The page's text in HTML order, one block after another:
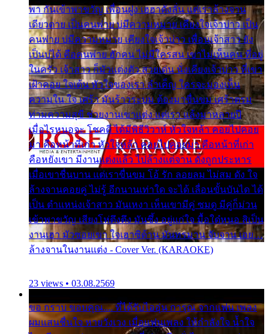
พา กันเข้าพาขวัญ เพื่อนฝูง เฮฮาดังลั่น แต่เราล้างจาน
เดียวดาย เป็นคนพ่าย บ่มีความหมาย เคียงใจเจ้าบ่าว เป็น
คนพ่าย บ่มีความหมาย เคียงใจเจ้าบ่าว เพื่อนเจ้าสาว ยัง
เป็นบ่ได้ คือคนพ่าย ฮักคน ไม่มีใครสน เขาไม่เห็นคน ที่อยู่
ในครัว เจ้าสาว ก็มัวแต่งตัว สวยเด่น นั่งเคียงเจ้าบ่าว ที่เขา
เฝ้าคอย ใจเต้น หัวใจของเรา ลำเค็ญ ใครจะมองเห็น
ความใน ใจ เศร้า มันร้าวระบม ต้องมาขื่นขม เศร้าตรม
ท่ามความสุขี ช่วยงานเขาแต่ง แต่เรา แล้งมาหลายปี
เมื่อไรหนอจะ โชคดี ได้มีพิธีวิวาห์ หัวใจหล้า คอยไปคอย
มา คือหน้าที่เก่า หัวใจหล้า คอยไปคอยมา คือหน้าที่เก่า
คือหยังเขา มีงานแต่งแล้ว ไปล้างแต่จาน ดั่งถูกประหาร
เมื่อเขาชื่นบาน แต่เราขื่นขม โอ้ รัก ลอยลม ไม่สม ดัง ใจ
ล้างจานคอยคู่ ไม่รู้ อีกนานเท่าใด จะได้ เลื่อนขั้นบันได ได้
เป็น ตำแหน่งเจ้าสาว มันเหงา เห็นเขามีคู่ ซมดู มีคู่ก็ม่วน
เข้าพาขวัญ เสียงโห่ตึงตึง มันซึ้ง อยู่แก่ใจ มื้อใด๋หนอ สิเป็น
งานเฮา มัวซอยเขา ใจเฮาซิด้าน มันทรมาน จับจาน เอย…
ล้างจานในงานแต่ง - Cover Ver. (KARAOKE)
23 views • 03.08.2569
ขอ กราบ ขอบคุณ.... ที่ได้รับไออุ่น การุณ จากแฟน เพลง
ผมแสนชื่นใจ หายวังเวง เมื่อแฟนเพลง ให้กำลังใจ น้ำใจ